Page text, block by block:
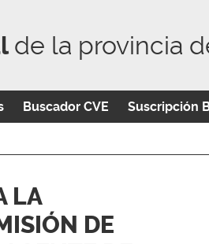
de la provincia
Buscador CVE Suscripción
LA
DE